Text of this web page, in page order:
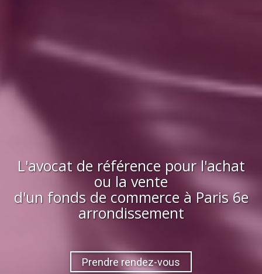
L'avocat de référence pour l'achat
ou la vente
d'un fonds de commerceà Paris 6e
arrondissement
Prendre rendez-vous